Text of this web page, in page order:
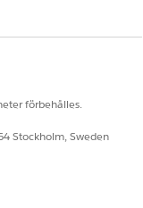
förbehålles.
Stockholm, Sweden